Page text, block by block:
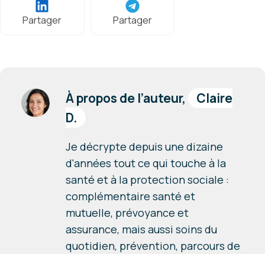
Partager Partager
À propos de l’auteur,
Claire
D.
Je décrypte depuis une dizaine
d'années tout ce qui touche à la
santé et à la protection sociale :
complémentaire santé et
mutuelle, prévoyance et
assurance, mais aussi soins du
quotidien, prévention, parcours de